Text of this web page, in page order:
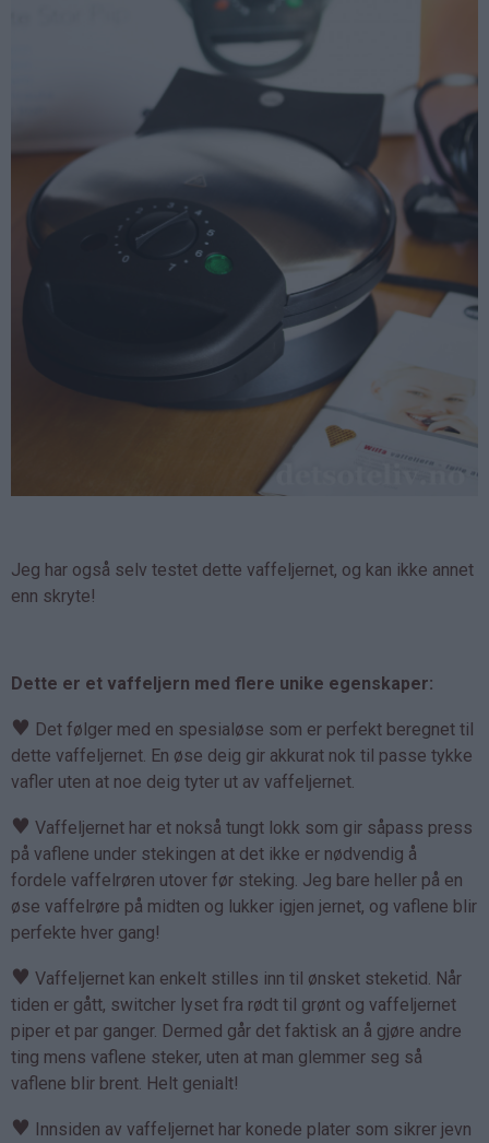
Jeg har også selv testet dette vaffeljernet, og kan ikke annet
enn skryte!
Dette er et vaffeljern med flere unike egenskaper:
♥ Det følger med en spesialøse som er perfekt beregnet til
dette vaffeljernet. En øse deig gir akkurat nok til passe tykke
vafler uten at noe deig tyter ut av vaffeljernet.
♥ Vaffeljernet har et nokså tungt lokk som gir såpass press
på vaflene under stekingen at det ikke er nødvendig å
fordele vaffelrøren utover før steking. Jeg bare heller på en
øse vaffelrøre på midten og lukker igjen jernet, og vaflene blir
perfekte hver gang!
♥ Vaffeljernet kan enkelt stilles inn til ønsket steketid. Når
tiden er gått, switcher lyset fra rødt til grønt og vaffeljernet
piper et par ganger. Dermed går det faktisk an å gjøre andre
ting mens vaflene steker, uten at man glemmer seg så
vaflene blir brent. Helt genialt!
♥ Innsiden av vaffeljernet har konede plater som sikrer jevn